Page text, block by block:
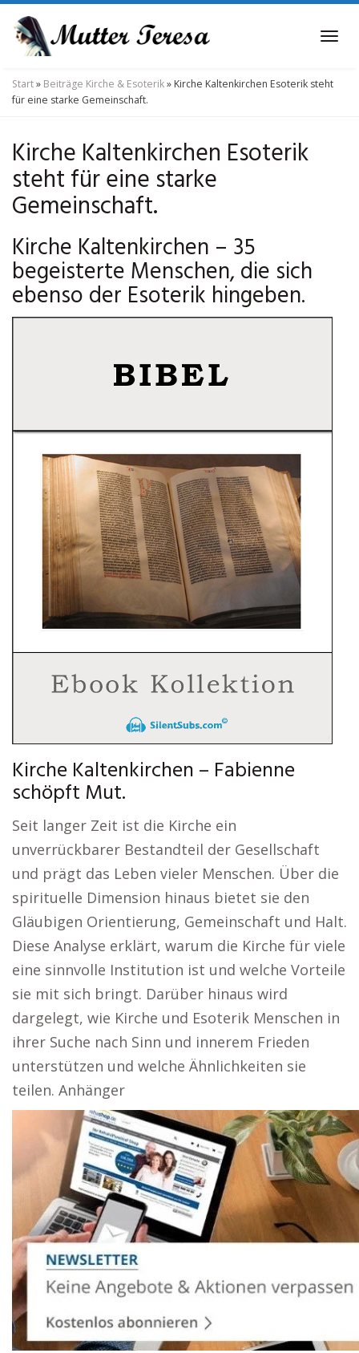
Skip
main
content
Start» Beiträge Kirche & Esoterik» Kirche Kaltenkirchen Esoterik steht
für eine starke Gemeinschaft.
Kirche Kaltenkirchen Esoterik
steht für eine starke
Gemeinschaft.
Kirche Kaltenkirchen – 35
begeisterte Menschen, die sich
ebenso der Esoterik hingeben.
Kirche Kaltenkirchen – Fabienne
schöpft Mut.
Seit langer Zeit ist die Kirche ein
unverrückbarer Bestandteil der Gesellschaft
und prägt das Leben vieler Menschen. Über die
spirituelle Dimension hinaus bietet sie den
Gläubigen Orientierung, Gemeinschaft und Halt.
Diese Analyse erklärt, warum die Kirche für viele
eine sinnvolle Institution ist und welche Vorteile
sie mit sich bringt. Darüber hinaus wird
dargelegt, wie Kirche und Esoterik Menschen in
ihrer Suche nach Sinn und innerem Frieden
unterstützen und welche Ähnlichkeiten sie
teilen. Anhänger